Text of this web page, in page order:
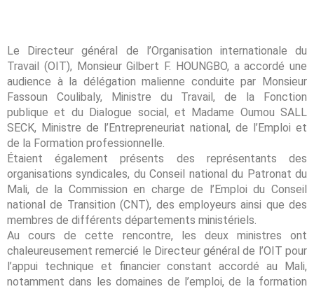
Le Directeur général de l’Organisation internationale du
Travail (OIT), Monsieur Gilbert F. HOUNGBO, a accordé une
audience à la délégation malienne conduite par Monsieur
Fassoun Coulibaly, Ministre du Travail, de la Fonction
publique et du Dialogue social, et Madame Oumou SALL
SECK, Ministre de l’Entrepreneuriat national, de l’Emploi et
de la Formation professionnelle.
Étaient également présents des représentants des
organisations syndicales, du Conseil national du Patronat du
Mali, de la Commission en charge de l’Emploi du Conseil
national de Transition (CNT), des employeurs ainsi que des
membres de différents départements ministériels.
Au cours de cette rencontre, les deux ministres ont
chaleureusement remercié le Directeur général de l’OIT pour
l’appui technique et financier constant accordé au Mali,
notamment dans les domaines de l’emploi, de la formation